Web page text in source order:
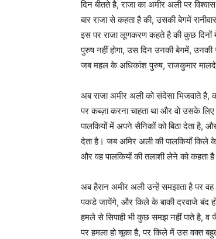
दिन बीतते है, राजा का अमीर अली पर
बार राजा से कहता है की, उसकी बेगमें
इस पर राजा लूणकरण कहते है की कुछ दिनों
पुरुष नहीं होगा, उस दिन उनकी बेगमें, उनकी
जब महल के अधिकांश पुरुष, राजकुमार
अब राजा अमीर अली को संदेसा भिजवाते
पर कब्ज़ा करना चाहता था और वो उसके
पालकियों में अपने सैनिकों को बिठा देता है,
देता है। जब अमिर अली की पालकियाँ किले के
और वह पालकियों की तलाशी लेने को कहता
अब हैरान अमीर अली उन्हें समझाता है पर
पकडे जायेंगे, और किले के बाकी दरवाजे बंद
हमले से सिपाही भी कुछ समझ नहीं पाते है,
पर हमला हो चूका है, पर किले में उस वक्त